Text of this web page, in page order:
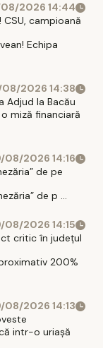
2026 14:44
campioană
Echipa
2026 14:38
Adjud la Bacău
miză financiară
08/2026 14:16
de pe
de p ...
08/2026 14:15
critic în județul
200%
08/2026 14:13
intr-o uriaşă